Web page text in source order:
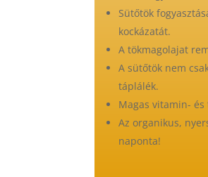
Sütőtök
kockázatát.
A tökmagolajat
A sütőtök nem
táplálék.
Magas vitamin-
Az organikus,
naponta!